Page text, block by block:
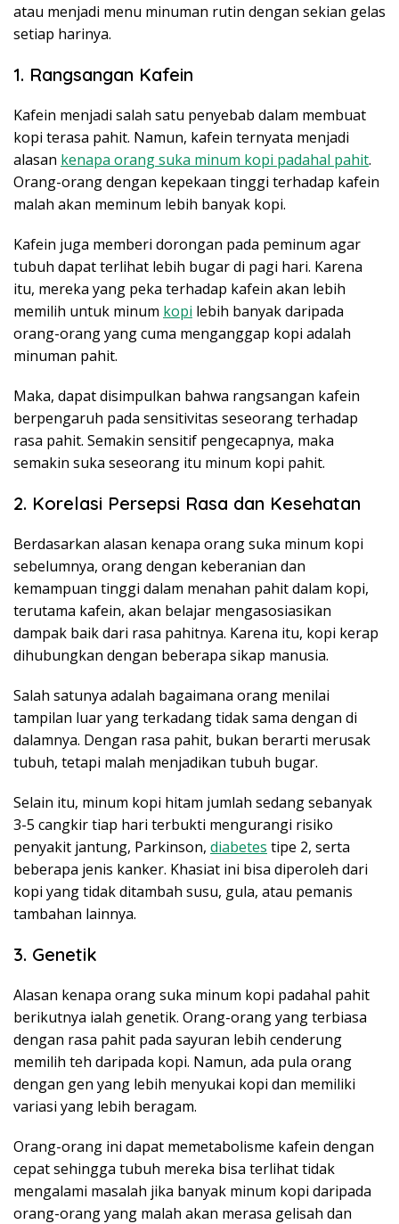
atau menjadi menu minuman rutin dengan sekian gelas
setiap harinya.
1. Rangsangan Kafein
Kafein menjadi salah satu penyebab dalam membuat
kopi terasa pahit. Namun, kafein ternyata menjadi
alasan kenapa orang suka minum kopi padahal pahit.
Orang-orang dengan kepekaan tinggi terhadap kafein
malah akan meminum lebih banyak kopi.
Kafein juga memberi dorongan pada peminum agar
tubuh dapat terlihat lebih bugar di pagi hari. Karena
itu, mereka yang peka terhadap kafein akan lebih
memilih untuk minum kopi lebih banyak daripada
orang-orang yang cuma menganggap kopi adalah
minuman pahit.
Maka, dapat disimpulkan bahwa rangsangan kafein
berpengaruh pada sensitivitas seseorang terhadap
rasa pahit. Semakin sensitif pengecapnya, maka
semakin suka seseorang itu minum kopi pahit.
2. Korelasi Persepsi Rasa dan Kesehatan
Berdasarkan alasan kenapa orang suka minum kopi
sebelumnya, orang dengan keberanian dan
kemampuan tinggi dalam menahan pahit dalam kopi,
terutama kafein, akan belajar mengasosiasikan
dampak baik dari rasa pahitnya. Karena itu, kopi kerap
dihubungkan dengan beberapa sikap manusia.
Salah satunya adalah bagaimana orang menilai
tampilan luar yang terkadang tidak sama dengan di
dalamnya. Dengan rasa pahit, bukan berarti merusak
tubuh, tetapi malah menjadikan tubuh bugar.
Selain itu, minum kopi hitam jumlah sedang sebanyak
3-5 cangkir tiap hari terbukti mengurangi risiko
penyakit jantung, Parkinson, diabetes tipe 2, serta
beberapa jenis kanker. Khasiat ini bisa diperoleh dari
kopi yang tidak ditambah susu, gula, atau pemanis
tambahan lainnya.
3. Genetik
Alasan kenapa orang suka minum kopi padahal pahit
berikutnya ialah genetik. Orang-orang yang terbiasa
dengan rasa pahit pada sayuran lebih cenderung
memilih teh daripada kopi. Namun, ada pula orang
dengan gen yang lebih menyukai kopi dan memiliki
variasi yang lebih beragam.
Orang-orang ini dapat memetabolisme kafein dengan
cepat sehingga tubuh mereka bisa terlihat tidak
mengalami masalah jika banyak minum kopi daripada
orang-orang yang malah akan merasa gelisah dan